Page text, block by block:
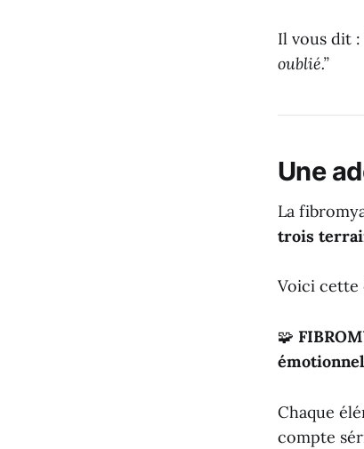
Il vous dit :
oublié.”
Une
La
trois
Voici cette
🧩
émotionnel
Chaque
compte